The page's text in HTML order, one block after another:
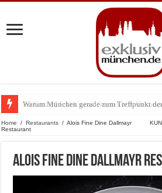
Warum München gerade zum Treffpunkt
Home / Restaurants / Alois Fine Dine Dallmayr
Restaurant
Alois Fine Dine Dallmayr